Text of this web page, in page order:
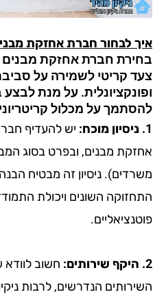
חברת אחזקת מבניםבצפון
חברת אחזקת מבנים
לשמירה על סביבת
על מנת לבצע
על מכלול קריטריונים
יש להעדיף חברה בעלת
מבנים, ובפרט בסוג המבנה
ניסיון זה מבטיח הבנה
השונים ויכולת התמודדות
חשוב לוודא
הנדרשים, לרבות ניקיון שוטף,